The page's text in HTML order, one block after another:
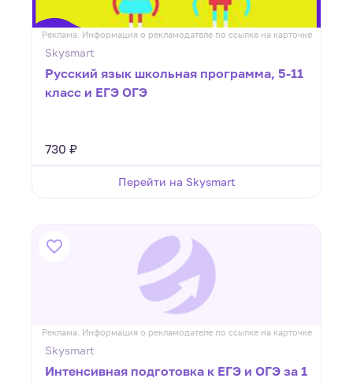
Реклама. Информация о рекламодателе по ссылке на карточке
Skysmart
Русский язык школьная программа, 5-11
класс и ЕГЭ ОГЭ
730 ₽
Перейти на Skysmart
Реклама. Информация о рекламодателе по ссылке на карточке
Skysmart
Интенсивная подготовка к ЕГЭ и ОГЭ за 1